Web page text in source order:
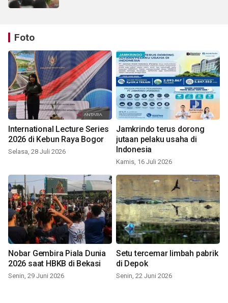
Foto
International Lecture Series
2026 di Kebun Raya Bogor
Selasa, 28 Juli 2026
Jamkrindo terus dorong
jutaan pelaku usaha di
Indonesia
Kamis, 16 Juli 2026
Nobar Gembira Piala Dunia
2026 saat HBKB di Bekasi
Senin, 29 Juni 2026
Setu tercemar limbah pabrik
di Depok
Senin, 22 Juni 2026